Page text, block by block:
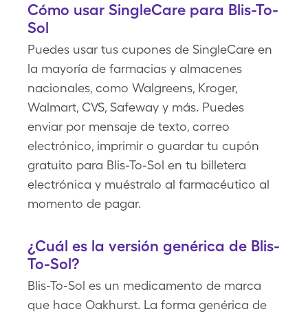
Cómo usar SingleCare para Blis-To-
Sol
Puedes usar tus cupones de SingleCare en
la mayoría de farmacias y almacenes
nacionales, como Walgreens, Kroger,
Walmart, CVS, Safeway y más. Puedes
enviar por mensaje de texto, correo
electrónico, imprimir o guardar tu cupón
gratuito para Blis-To-Sol en tu billetera
electrónica y muéstralo al farmacéutico al
momento de pagar.
¿Cuál es la versión genérica de Blis-
To-Sol?
Blis-To-Sol es un medicamento de marca
que hace Oakhurst. La forma genérica de